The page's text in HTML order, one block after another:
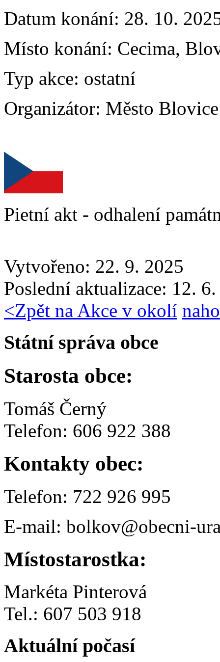
Datum konání: 28. 10.
Místo konání: Cecima,
Typ akce: ostatní
Organizátor: Město Blovice
Pietní akt - odhalení
Vytvořeno: 22. 9. 2025
Poslední aktualizace: 12.
<Zpět na Akce v okolí
Státní správa obce
Starosta obce:
Tomáš Černý
Telefon: 606 922 388
Kontakty obec:
Telefon: 722 926 995
E-mail: bolkov@obecni-
Místostarostka:
Markéta Pinterová
Tel.: 607 503 918
Aktuální počasí